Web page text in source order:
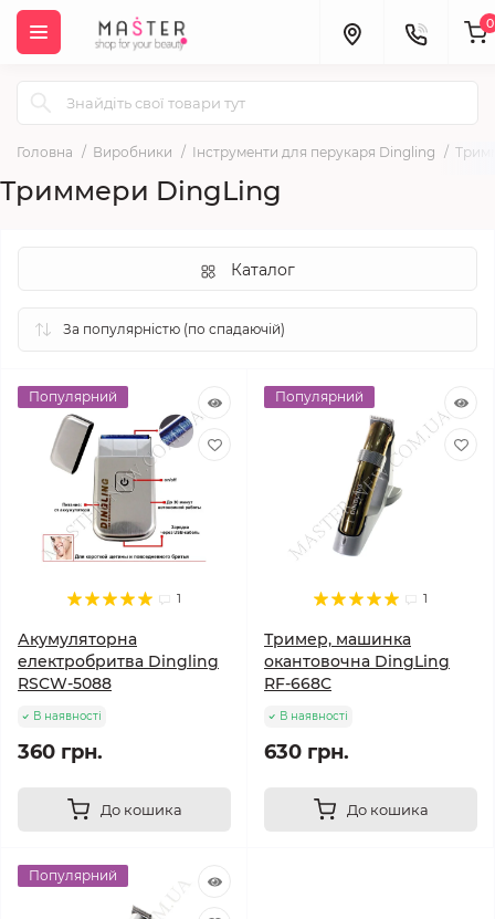
0
Головна Виробники Інструменти для перукаря Dingling
Триммери DingLing
Каталог
Популярний
1
Акумуляторна
електробритва Dingling
RSCW-5088
В наявності
360 грн.
До кошика
Популярний
1
Тример, машинка
окантовочна DingLing
RF-668C
В наявності
630 грн.
До кошика
Популярний